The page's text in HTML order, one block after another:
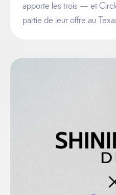
apporte les trois — et
partie de leur offre au